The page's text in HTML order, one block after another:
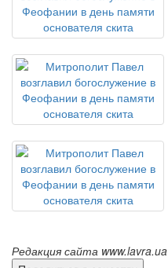
Редакция сайта www.lavra.ua